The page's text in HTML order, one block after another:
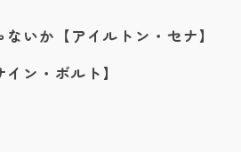
いか【アイルトン・セナ】
ン・ボルト】